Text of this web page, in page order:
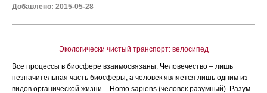
Добавлено: 2015-05-28
Экологически чистый транспорт: велосипед
Все процессы в биосфере взаимосвязаны. Человечество – лишь
незначительная часть биосферы, а человек является лишь одним из
видов органической жизни – Homo sapiens (человек разумный). Разум